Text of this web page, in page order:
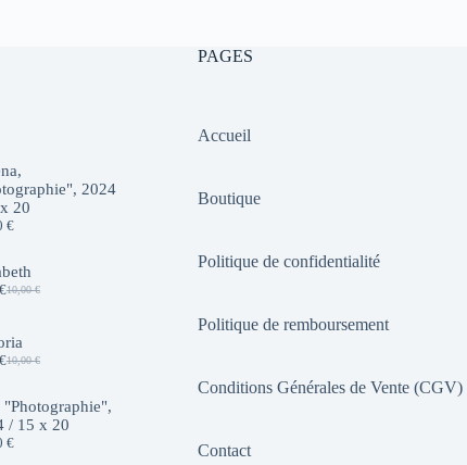
2024
20
€
10,00€
Le
était :
10,00 €.
€Le
est :
7,00 €.
10,00€
Le
initial
était :
10,00 €.
€Le
actuel
est :
7,00 €.
"Photographie",
/ 15 x 20
€
PAGES
Accueil
Boutique
Politique de confidentialité
Politique de remboursement
Conditions Générales de Vente (CGV)
Contact